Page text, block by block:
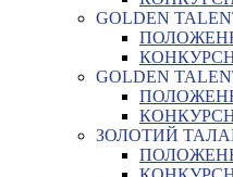
GOLDEN
GOLDEN
ЗОЛОТИЙ